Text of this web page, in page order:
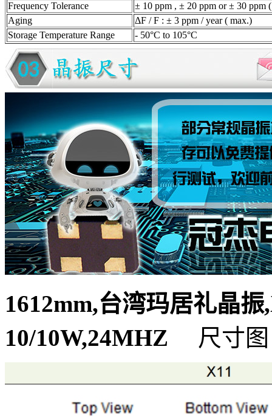
Frequency Tolerance
± 10 ppm , ± 20 ppm or ± 30 ppm
Aging
ΔF / F : ± 3 ppm / year ( max.)
Storage Temperature Range
- 50°C to 105°C
1612mm,台湾玛居礼晶振
10/10W,24MHZ
尺寸图